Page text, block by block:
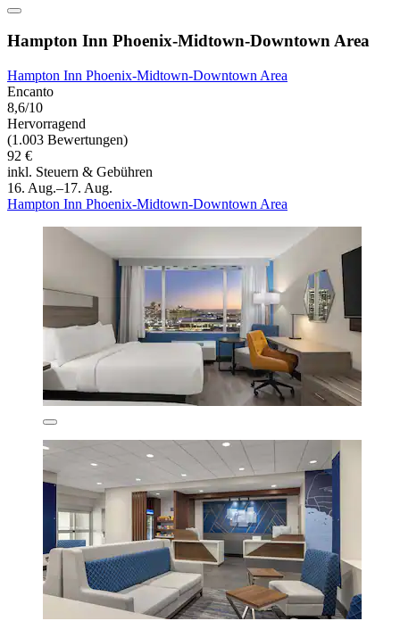
Hampton Inn Phoenix-Midtown-Downtown Area
Hampton Inn Phoenix-Midtown-Downtown Area
Encanto
8,6/10
Hervorragend
(1.003 Bewertungen)
92 €
inkl. Steuern & Gebühren
16. Aug.–17. Aug.
Hampton Inn Phoenix-Midtown-Downtown Area